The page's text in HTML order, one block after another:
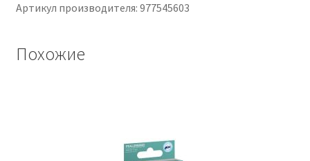
Артикул производителя: 977545603
Похожие